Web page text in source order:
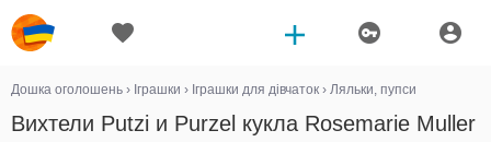
Дошка оголошень › Іграшки › Іграшки для дівчаток › Ляльки, пупси
Вихтели Putzi и Purzel кукла Rosemarie Muller